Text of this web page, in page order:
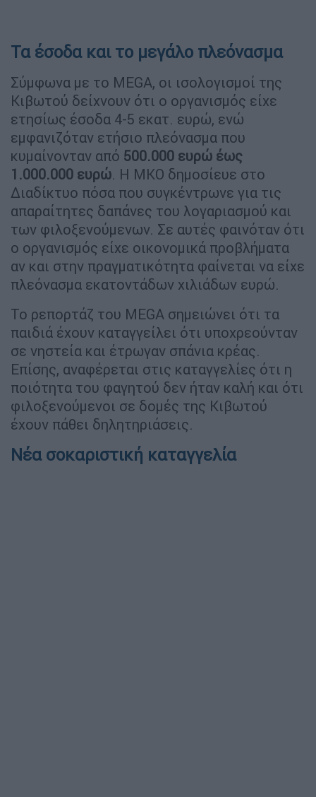
Τα έσοδα και το μεγάλο πλεόνασμα
Σύμφωνα με το MEGA, οι ισολογισμοί της
Κιβωτού δείχνουν ότι ο οργανισμός είχε
ετησίως έσοδα 4-5 εκατ. ευρώ, ενώ
εμφανιζόταν ετήσιο πλεόνασμα που
κυμαίνονταν από 500.000 ευρώ έως
1.000.000 ευρώ. Η ΜΚΟ δημοσίευε στο
Διαδίκτυο πόσα που συγκέντρωνε για τις
απαραίτητες δαπάνες του λογαριασμού και
των φιλοξενούμενων. Σε αυτές φαινόταν ότι
ο οργανισμός είχε οικονομικά προβλήματα
αν και στην πραγματικότητα φαίνεται να είχε
πλεόνασμα εκατοντάδων χιλιάδων ευρώ.
Το ρεπορτάζ του MEGA σημειώνει ότι τα
παιδιά έχουν καταγγείλει ότι υποχρεούνταν
σε νηστεία και έτρωγαν σπάνια κρέας.
Επίσης, αναφέρεται στις καταγγελίες ότι η
ποιότητα του φαγητού δεν ήταν καλή και ότι
φιλοξενούμενοι σε δομές της Κιβωτού
έχουν πάθει δηλητηριάσεις.
Νέα σοκαριστική καταγγελία